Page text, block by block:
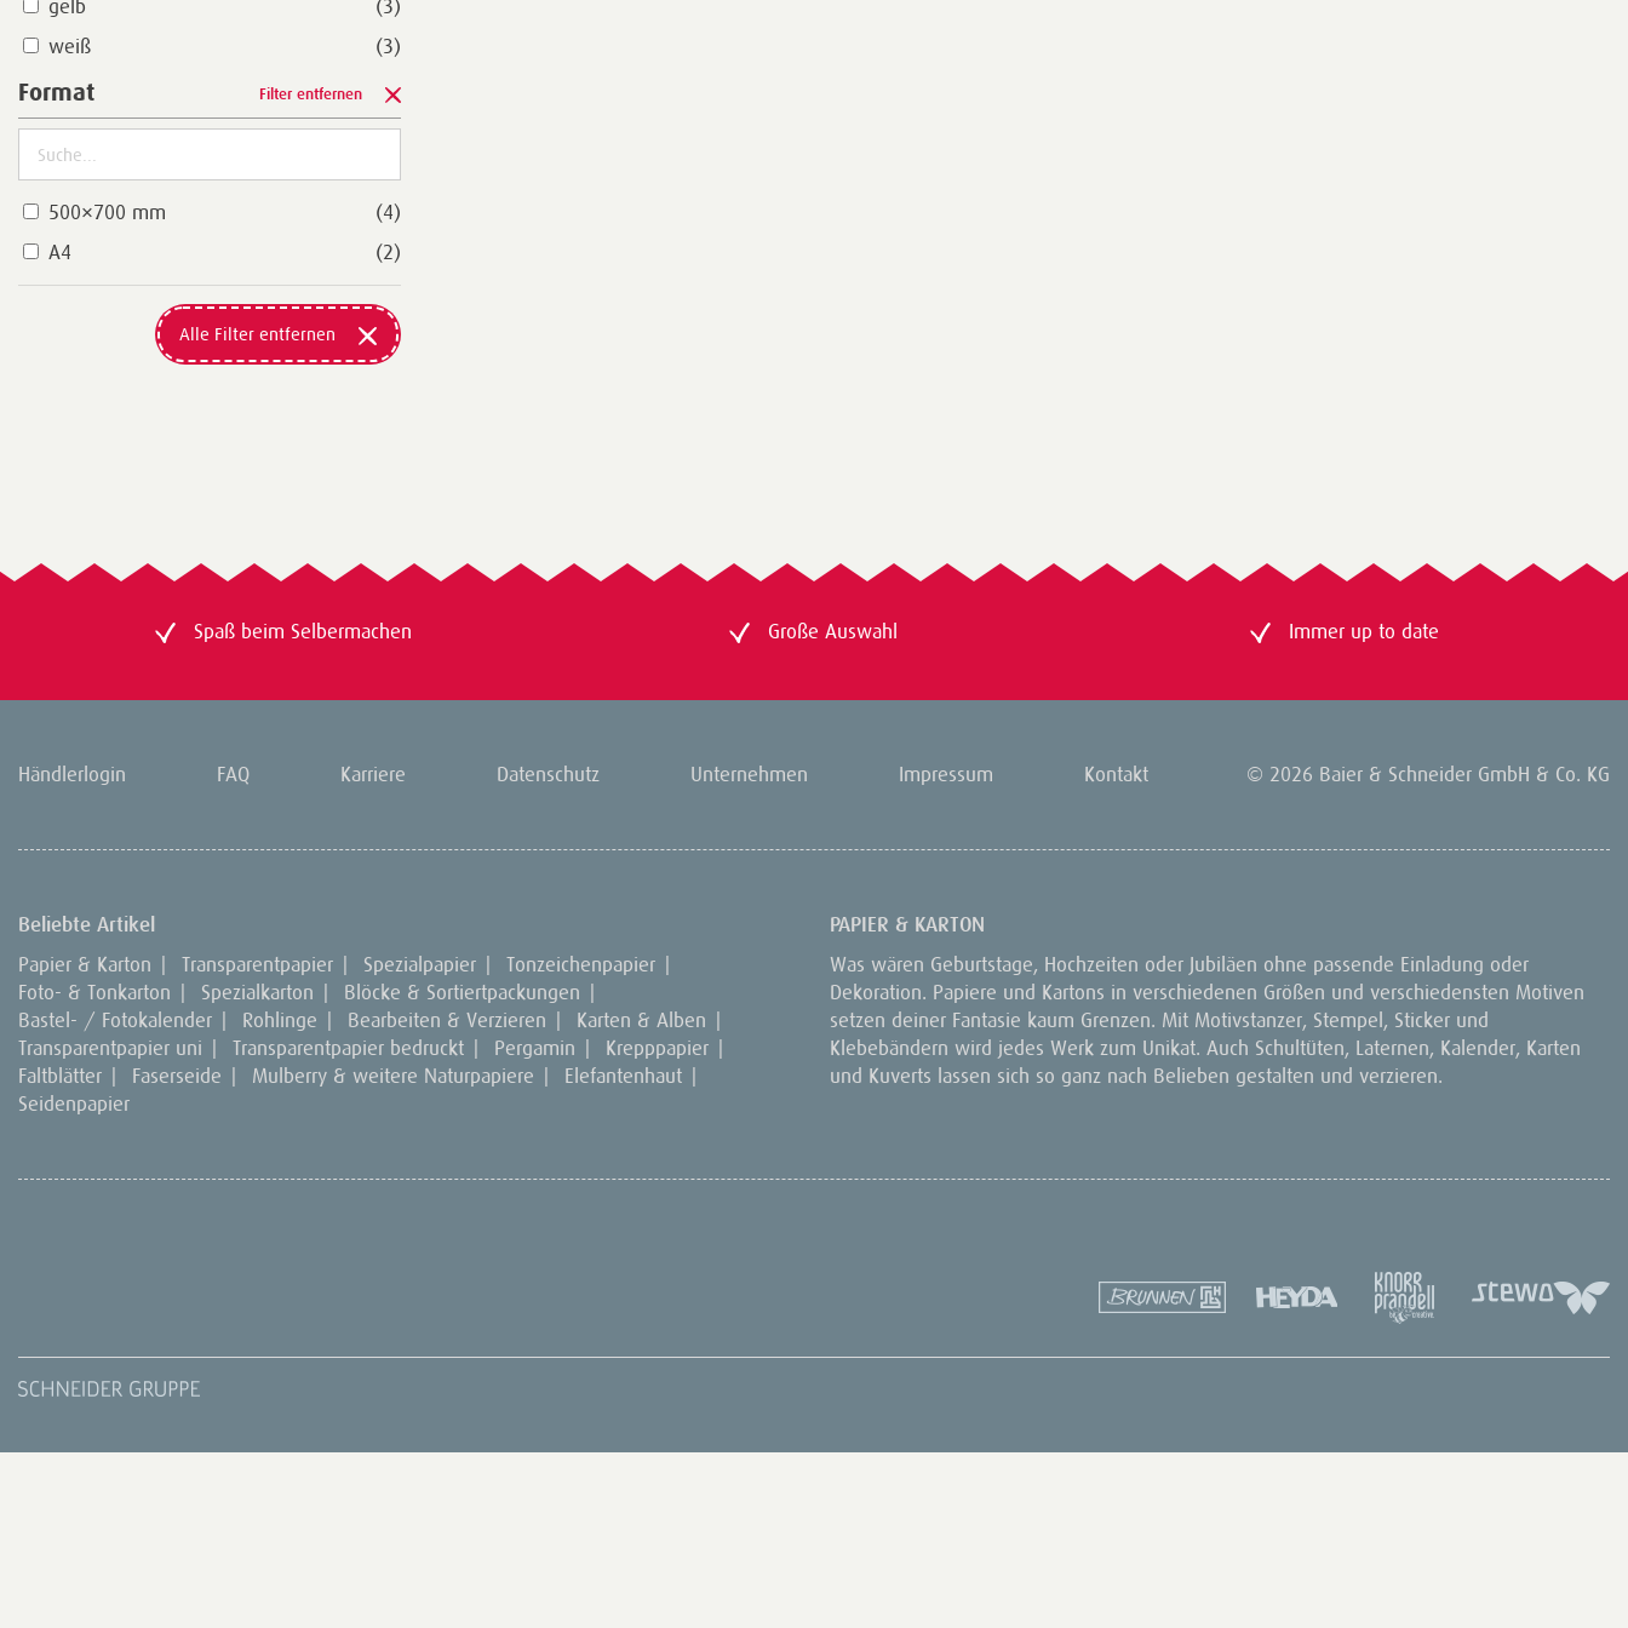
gelb
(3)
weiß
(3)
Format Filter entfernen
500×700 mm
(4)
A4
(2)
Alle Filter entfernen
Spaß beim Selbermachen Große Auswahl Immer up to date
Händlerlogin FAQ Karriere Datenschutz Unternehmen Impressum Kontakt © 2026 Baier & Schneider GmbH & Co. KG
Beliebte Artikel
Papier & Karton | Transparentpapier | Spezialpapier | Tonzeichenpapier |
Foto- & Tonkarton | Spezialkarton | Blöcke & Sortiertpackungen |
Bastel- / Fotokalender | Rohlinge | Bearbeiten & Verzieren | Karten & Alben |
Transparentpapier uni | Transparentpapier bedruckt | Pergamin | Krepppapier |
Faltblätter | Faserseide | Mulberry & weitere Naturpapiere | Elefantenhaut |
Seidenpapier
PAPIER & KARTON
Was wären Geburtstage, Hochzeiten oder Jubiläen ohne passende Einladung oder
Dekoration. Papiere und Kartons in verschiedenen Größen und verschiedensten Motiven
setzen deiner Fantasie kaum Grenzen. Mit Motivstanzer, Stempel, Sticker und
Klebebändern wird jedes Werk zum Unikat. Auch Schultüten, Laternen, Kalender, Karten
und Kuverts lassen sich so ganz nach Belieben gestalten und verzieren.